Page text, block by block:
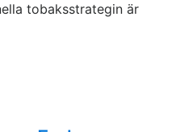
tobaksstrategin är